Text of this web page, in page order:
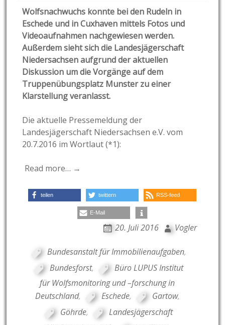
Wolfsnachwuchs konnte bei den Rudeln in
Eschede und in Cuxhaven mittels Fotos und
Videoaufnahmen nachgewiesen werden.
Außerdem sieht sich die Landesjägerschaft
Niedersachsen aufgrund der aktuellen
Diskussion um die Vorgänge auf dem
Truppenübungsplatz Munster zu einer
Klarstellung veranlasst.
Die aktuelle Pressemeldung der
Landesjägerschaft Niedersachsen e.V. vom
20.7.2016 im Wortlaut (*1):
Read more… →
teilen twittern RSS-feed
E-Mail
20. Juli 2016 Vogler
Bundesanstalt für Immobilienaufgaben,
Bundesforst,
Büro LUPUS Institut
für Wolfsmonitoring und –forschung in
Deutschland, Eschede, Gartow,
Göhrde,
Landesjägerschaft